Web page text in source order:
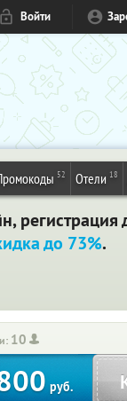
Войти
52 Отели 18
регистрация
до 73%.
10
руб.